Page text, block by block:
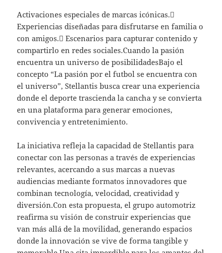
Activaciones especiales de marcas icónicas.
Experiencias diseñadas para disfrutarse en familia o
con amigos. Escenarios para capturar contenido y
compartirlo en redes sociales.Cuando la pasión
encuentra un universo de posibilidadesBajo el
concepto “La pasión por el futbol se encuentra con
el universo”, Stellantis busca crear una experiencia
donde el deporte trascienda la cancha y se convierta
en una plataforma para generar emociones,
convivencia y entretenimiento.
La iniciativa refleja la capacidad de Stellantis para
conectar con las personas a través de experiencias
relevantes, acercando a sus marcas a nuevas
audiencias mediante formatos innovadores que
combinan tecnología, velocidad, creatividad y
diversión.Con esta propuesta, el grupo automotriz
reafirma su visión de construir experiencias que
van más allá de la movilidad, generando espacios
donde la innovación se vive de forma tangible y